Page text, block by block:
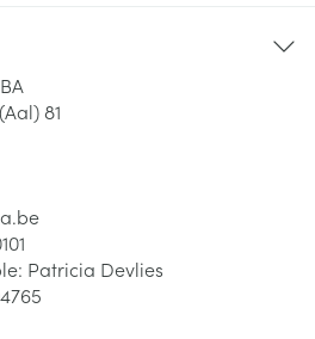
81
Patricia Devlies